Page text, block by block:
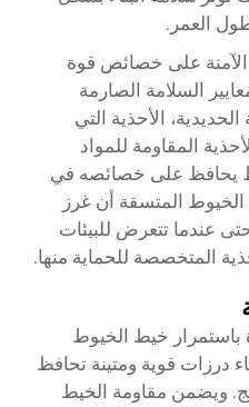
العمر.
الآمنة على خصائص قوة
السلامة الصارمة
الأحذية التي
المقاومة للمواد
يحافظ على خصائصه في
المتسقة أن غرز
عندما تتعرض للبيئات
المتخصصة للحماية منها.
باستمرار خيط الخيوط
درزات قوية ومتينة تحافظ
ويضمن مقاومة الخيط